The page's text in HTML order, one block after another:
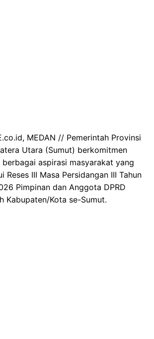
MEDAN // Pemerintah Provinsi
Utara (Sumut) berkomitmen
aspirasi masyarakat yang
Reses III Masa Persidangan III Tahun
Pimpinan dan Anggota DPRD
Kabupaten/Kota se-Sumut.